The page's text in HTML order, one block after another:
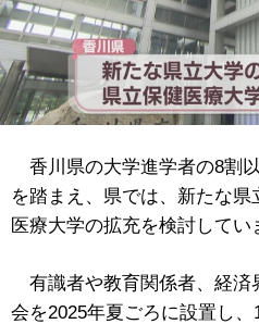
香川県の大学進学者の8割
を踏まえ、県では、新たな
医療大学の拡充を検討してい
有識者や教育関係者、経済
会を2025年夏ごろに設置し